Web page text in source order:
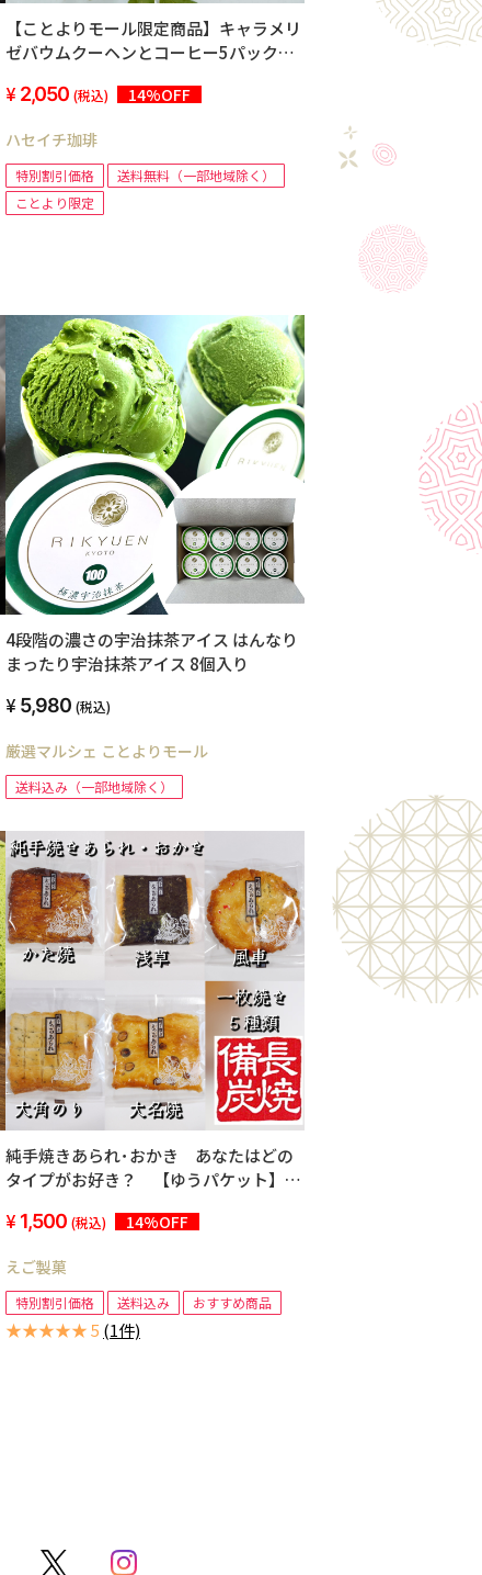
【ことよりモール限定商品】キャラメリ
ゼバウムクーヘンとコーヒー5パックの
2,050 (税込) 14%OFF
ハセイチ珈琲
特別割引価格
送料無料（一部地域除く）
ことより限定
4段階の濃さの宇治抹茶アイス はんなり
まったり宇治抹茶アイス 8個入り
5,980 (税込)
厳選マルシェ ことよりモール
送料込み（一部地域除く）
純手焼きあられ･おかき あなたはどの
タイプがお好き？ 【ゆうパケット】
1,500 (税込) 14%OFF
えご製菓
特別割引価格 送料込み おすすめ商品
★★★★★ 5 (1件)